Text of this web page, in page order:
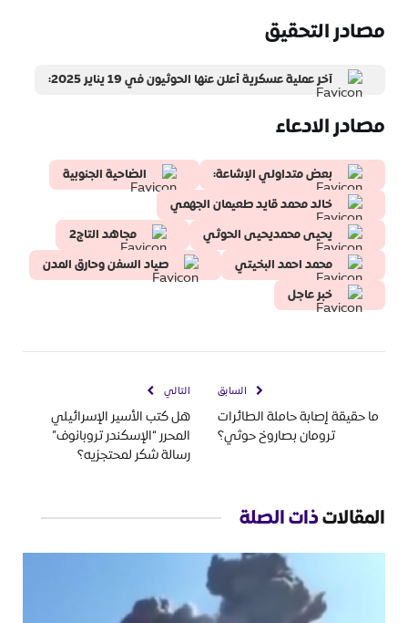
مصادر التحقيق
آخر عملية عسكرية أعلن عنها الحوثيون في 19 يناير 2025:
مصادر الادعاء
بعض متداولي الإشاعة:
الضاحية الجنوبية
خالد محمد قايد طعيمان الجهمي
يحيى محمديحيى الحوثي
مجاهد التاج2
محمد احمد البخيتي
صياد السفن وحارق المدن
خبر عاجل
السابق
ما حقيقة إصابة حاملة الطائرات
ترومان بصاروخ حوثي؟
التالي
هل كتب الأسير الإسرائيلي
المحرر “الإسكندر تروبانوف”
رسالة شكر لمحتجزيه؟
المقالاتذات الصلة